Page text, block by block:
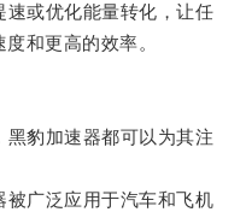
或优化能量转化，让任
和更高的效率。
豹加速器都可以为其注
广泛应用于汽车和飞机